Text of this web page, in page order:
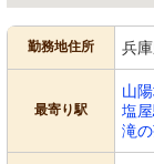
勤務地住所 兵
最寄り駅
山
塩
滝